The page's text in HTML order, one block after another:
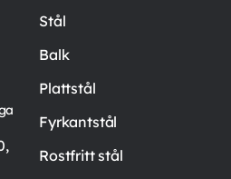
Stål
Balk
Plattstål
Fyrkantstål
Rostfritt stål